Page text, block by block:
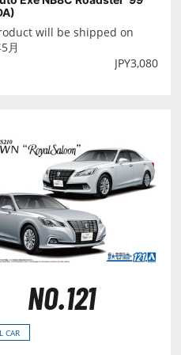
will be shipped on
月
JPY3,080
NO.121
CAR